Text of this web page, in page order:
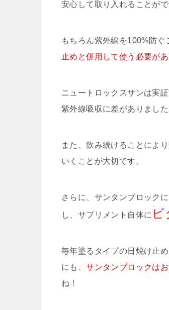
安心して取り入れることが
もちろん紫外線を100%防
止めと併用して使う必要があ
ニュートロックスサンは実
紫外線吸収に差がありました
また、飲み続けることによ
いくことが大切です。
さらに、サンタンブロック
し、サプリメント自体に ビ
毎年塗るタイプの日焼け止
にも、サンタンブロックは
ね！